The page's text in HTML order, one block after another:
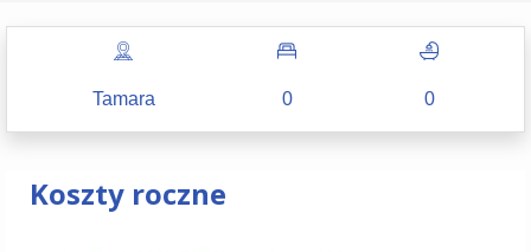
Tamara 0 0
Koszty roczne